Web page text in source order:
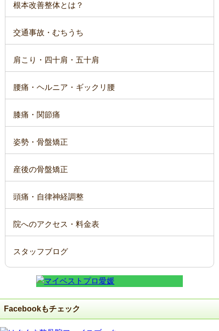
根本改善整体とは？
交通事故・むちうち
肩こり・四十肩・五十肩
腰痛・ヘルニア・ギックリ腰
膝痛・関節痛
姿勢・骨盤矯正
産後の骨盤矯正
頭痛・自律神経調整
院へのアクセス・料金表
スタッフブログ
Facebookもチェック